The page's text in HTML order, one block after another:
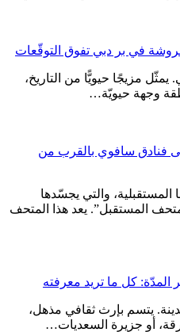
في بر دبي تفوق التوقّعات
يمثّل مزيجًا حيويًّا من التاريخ،
وجهة حيويّة…
فنادق سافوي بالقرب من
المستقبلية، والتي يجسّدها
المستقبل”. يعد هذا المتحف
المدّة: كل ما تريد معرفته
يتسم بإرث ثقافي مذهل،
أو جزيرة السعديات…